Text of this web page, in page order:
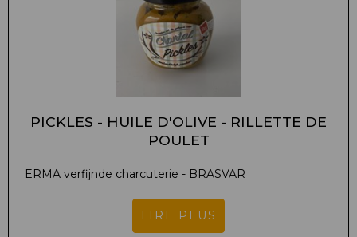
PICKLES - HUILE D'OLIVE - RILLETTE DE
POULET
ERMA verfijnde charcuterie - BRASVAR
LIRE PLUS